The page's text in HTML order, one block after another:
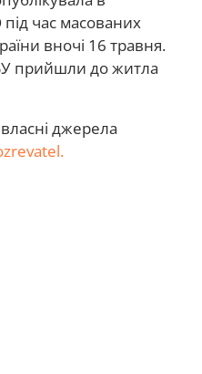
час масованих
вночі 16 травня.
прийшли до житла
джерела